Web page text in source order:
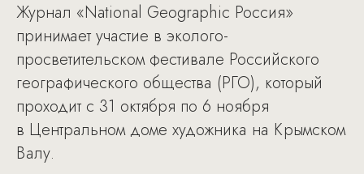
Журнал «National Geographic Россия»
принимает участие в эколого-
просветительском фестивале Российского
географического общества (РГО), который
проходит с 31 октября по 6 ноября
в Центральном доме художника на Крымском
Валу.